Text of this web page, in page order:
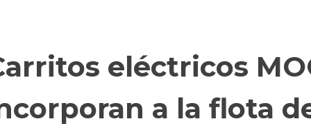
eléctricos
a la flota